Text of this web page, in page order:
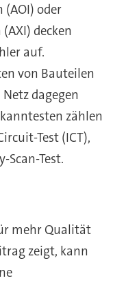
oder
decken
auf.
von Bauteilen
dagegen
zählen
Test (ICT),
Scan-Test.
mehr Qualität
zeigt, kann